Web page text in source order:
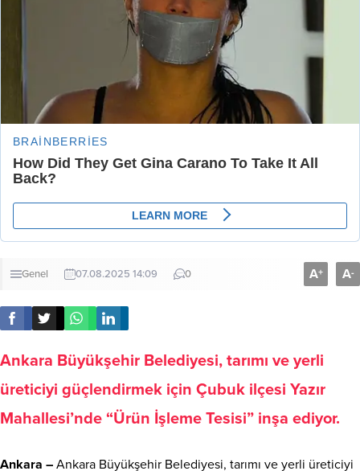
Genel 07.08.2025 14:09 0 A+ A-
Ankara Büyükşehir Belediyesi, tarımı ve yerli
üreticiyi güçlendirmek için Çubuk ilçesi Yazır
Mahallesi’nde “Ürün İşleme Tesisi” inşa ediyor.
Ankara – Ankara Büyükşehir Belediyesi, tarımı ve yerli üreticiyi